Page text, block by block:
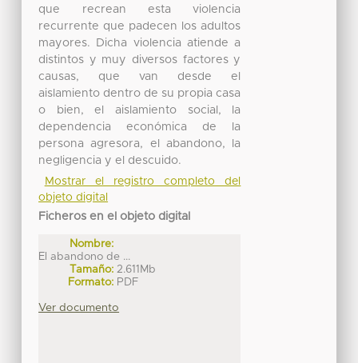
que recrean esta violencia
recurrente que padecen los adultos
mayores. Dicha violencia atiende a
distintos y muy diversos factores y
causas, que van desde el
aislamiento dentro de su propia casa
o bien, el aislamiento social, la
dependencia económica de la
persona agresora, el abandono, la
negligencia y el descuido.
Mostrar el registro completo del
objeto digital
Ficheros en el objeto digital
Nombre:
El abandono de ...
Tamaño: 2.611Mb
Formato: PDF
Ver documento